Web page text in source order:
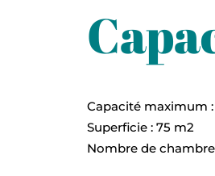
Capacité maximum
Superficie : 75 m2
Nombre de